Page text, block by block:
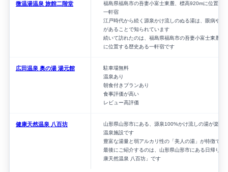
微温湯温泉 旅館二階堂
福島県福島市の吾妻小富士東麓、標高920mに位置す
一軒宿
江戸時代から続く源泉かけ流しのぬる湯は、眼病や皮
があることで知られています
続いて訪れたのは、福島県福島市の吾妻小富士東麓、
に位置する歴史ある一軒宿です
広田温泉 奥の湯 湯元館
駐車場無料
温泉あり
朝食付きプランあり
食事評価が高い
レビュー高評価
健康天然温泉 八百坊
山形県山形市にある、源泉100%かけ流しの湯が楽し
温泉施設です
豊富な湯量と弱アルカリ性の「美人の湯」が特徴です
最後にご紹介するのは、山形県山形市にある日帰り温
康天然温泉 八百坊」です